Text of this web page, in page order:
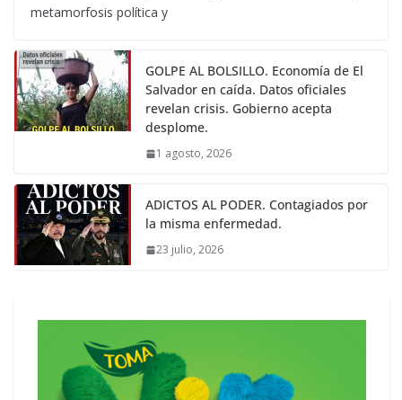
metamorfosis política y
GOLPE AL BOLSILLO. Economía de El
Salvador en caída. Datos oficiales
revelan crisis. Gobierno acepta
desplome.
1 agosto, 2026
ADICTOS AL PODER. Contagiados por
la misma enfermedad.
23 julio, 2026